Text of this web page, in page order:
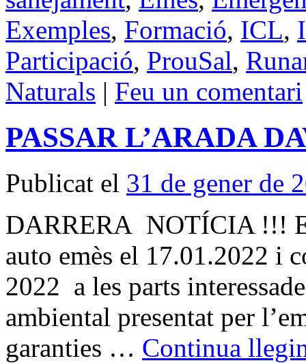
Exemples, Formació, ICL,
Participació, ProuSal,
Naturals | Feu un comentari
PASSAR L’ARADA
Publicat el 31 de gener de
DARRERA NOTÍCIA !!!
auto emès el 17.01.2022 i
2022 a les parts
ambiental presentat per
garanties … Continua